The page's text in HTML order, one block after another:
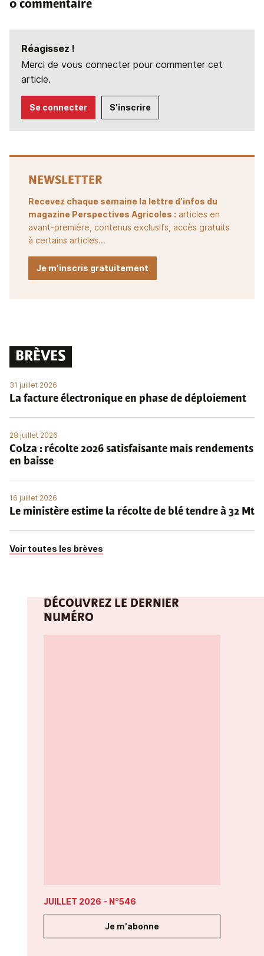
0 commentaire
Réagissez !
Merci de vous connecter pour commenter cet
article.
Se connecter S'inscrire
NEWSLETTER
Recevez chaque semaine la lettre d'infos du
magazine Perspectives Agricoles : articles en
avant-première, contenus exclusifs, accès gratuits
à certains articles...
Je m'inscris gratuitement
BRÈVES
31 juillet 2026
La facture électronique en phase de déploiement
28 juillet 2026
Colza : récolte 2026 satisfaisante mais rendements
en baisse
16 juillet 2026
Le ministère estime la récolte de blé tendre à 32 Mt
Voir toutes les brèves
DÉCOUVREZ LE DERNIER
NUMÉRO
JUILLET 2026 - N°546
Je m'abonne